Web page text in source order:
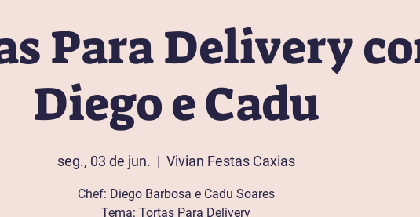
Para Delivery
Diego e Cadu
seg., 03 de jun.
  |
Vivian Festas Caxias
Chef: Diego Barbosa e Cadu Soares
Tema: Tortas Para Delivery